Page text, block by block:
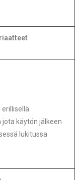
käytön jälkeen
lukitussa